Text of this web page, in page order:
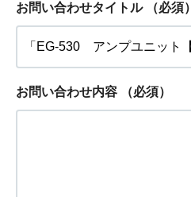
お問い合わせタイトル （必須）
お問い合わせ内容 （必須）